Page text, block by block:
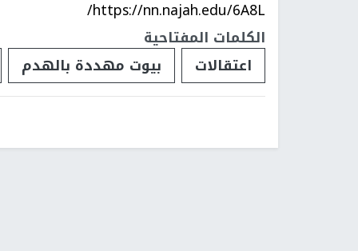
القدس -النجاح الإخباري -هدمتقوات الاحتلال
بالقدس المحتلة، واعتدت على مالكه.
وأفادت مصادر محلية، بأن جرافة تابعة